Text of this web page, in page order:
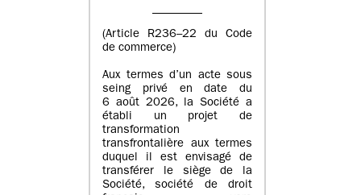
(Article R236–22 du Code
de commerce)
Aux termes d’un acte sous
seing privé en date du
6 août 2026, la Société a
établi un projet de
transformation
transfrontalière aux termes
duquel il est envisagé de
transférer le siège de la
Société, société de droit